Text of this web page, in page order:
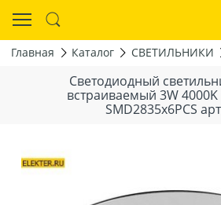
Главная Каталог СВЕТИЛЬНИКИ
Светодиодный
встраиваемый 3W
SMD2835x6PCS